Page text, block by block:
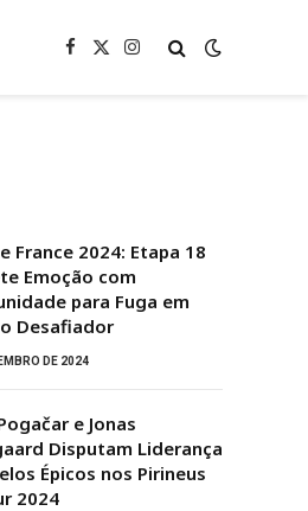
Facebook
X
Instagram
France 2024: Etapa 18
Emoção com
para Fuga em
Desafiador
DE 2024
e Jonas
Disputam Liderança
Épicos nos Pirineus
2024